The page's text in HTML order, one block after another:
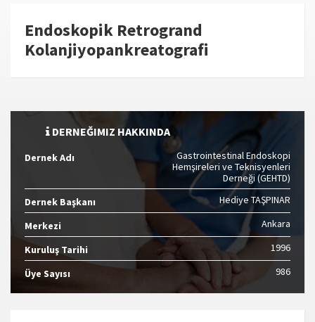
Endoskopik Retrogrand
Kolanjiyopankreatografi
DERNEĞIMIZ HAKKINDA
Dernek Adı
Gastrointestinal Endoskopi
Hemşireleri ve Teknisyenleri
Derneği (GEHTD)
Dernek Başkanı
Hediye TAŞPINAR
Merkezi Ankara
Kuruluş Tarihi 1996
Üye Sayısı 986